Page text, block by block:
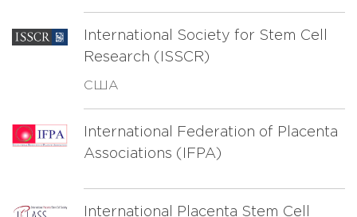
International Society for Stem Cell
Research (ISSCR)
США
International Federation of Placenta
Associations (IFPA)
International Placenta Stem Cell